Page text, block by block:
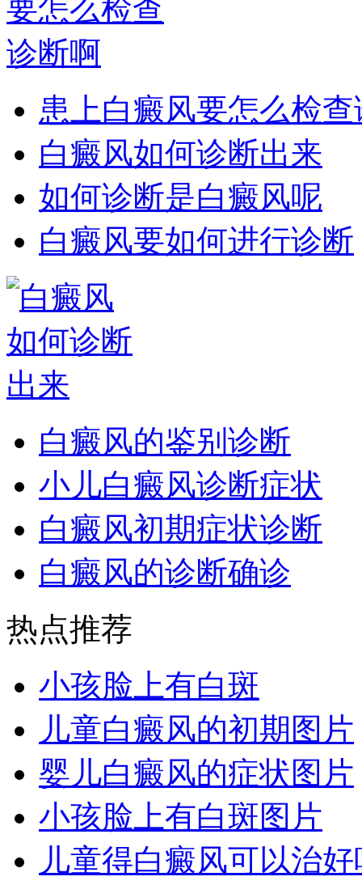
患上白癜风要怎么检
白癜风如何诊断出来
如何诊断是白癜风呢
白癜风要如何进行诊断
白癜风的鉴别诊断
小儿白癜风诊断症状
白癜风初期症状诊断
白癜风的诊断确诊
热点推荐
小孩脸上有白斑
儿童白癜风的初期图片
婴儿白癜风的症状图片
小孩脸上有白斑图片
儿童得白癜风可以治好